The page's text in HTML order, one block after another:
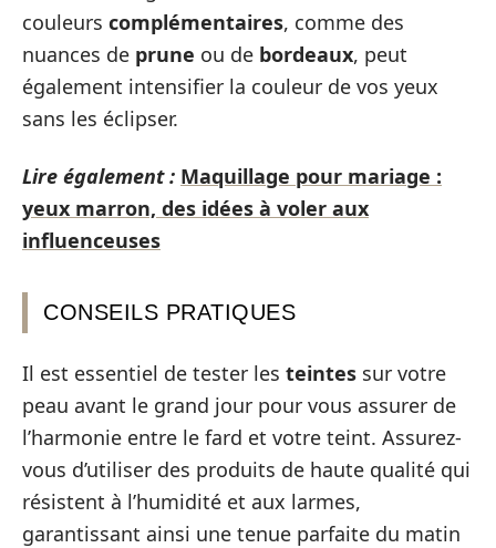
couleurs complémentaires, comme des
nuances de prune ou de bordeaux, peut
également intensifier la couleur de vos yeux
sans les éclipser.
Lire également : Maquillage pour mariage :
yeux marron, des idées à voler aux
influenceuses
CONSEILS PRATIQUES
Il est essentiel de tester les teintes sur votre
peau avant le grand jour pour vous assurer de
l’harmonie entre le fard et votre teint. Assurez-
vous d’utiliser des produits de haute qualité qui
résistent à l’humidité et aux larmes,
garantissant ainsi une tenue parfaite du matin